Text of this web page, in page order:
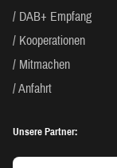
DAB+ Empfang
Kooperationen
Mitmachen
Anfahrt
Unsere Partner: